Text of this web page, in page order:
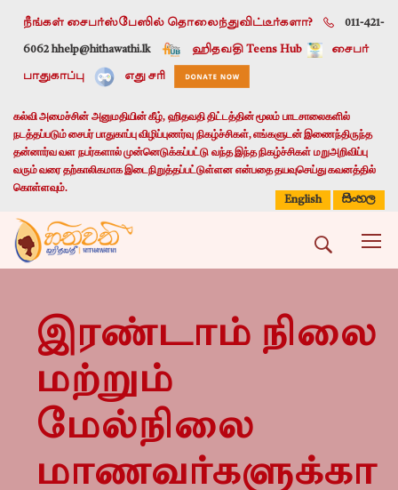
நீங்கள் சைபர்ஸ்பேஸில் தொலைந்துவிட்டீர்களா? 011-421-
6062 hhelp@hithawathi.lk ஹிதவதி Teens Hub சைபர்
பாதுகாப்பு எது சரி
கல்வி அமைச்சின் அனுமதியின் கீழ், ஹிதவதி திட்டத்தின் மூலம் பாடசாலைகளில்
நடத்தப்படும் சைபர் பாதுகாப்பு விழிப்புணர்வு நிகழ்ச்சிகள், எங்களுடன் இணைந்திருந்த
தன்னார்வ வள நபர்களால் முன்னெடுக்கப்பட்டு வந்த இந்த நிகழ்ச்சிகள் மறுஅறிவிப்பு
வரும் வரை தற்காலிகமாக இடைநிறுத்தப்பட்டுள்ளன என்பதை தயவுசெய்து கவனத்தில்
கொள்ளவும்.
English
සිංහල
இரண்டாம் நிலை
மற்றும்
மேல்நிலை
மாணவர்களுக்கா